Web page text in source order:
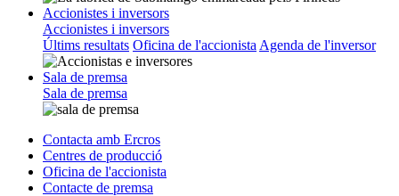
Accionistes i inversors
Accionistes i inversors
Últims resultats Oficina de l'accionista Agenda de l'inversor
Sala de premsa
Sala de premsa
Contacta amb Ercros
Centres de producció
Oficina de l'accionista
Contacte de premsa